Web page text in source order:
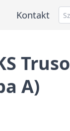
Kontakt
Truso
A)